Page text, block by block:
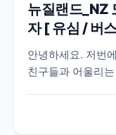
뉴질랜드_NZ
자 [ 유심 / 버
안녕하세요. 저번
친구들과 어울리
요. [ 스키니 유심